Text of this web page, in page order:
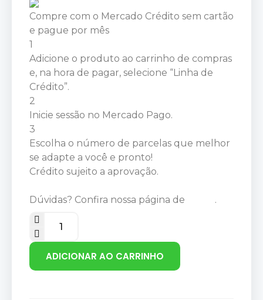
Compre com o Mercado Crédito sem cartão
e pague por mês
1
Adicione o produto ao carrinho de compras
e, na hora de pagar, selecione “Linha de
Crédito”.
2
Inicie sessão no Mercado Pago.
3
Escolha o número de parcelas que melhor
se adapte a você e pronto!
Crédito sujeito a aprovação.
Dúvidas? Confira nossa página de .
ADICIONAR AO CARRINHO